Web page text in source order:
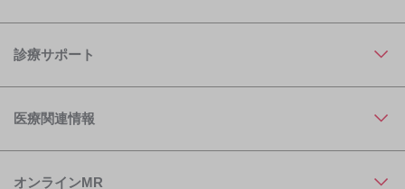
診療サポート
医療関連情報
オンラインMR